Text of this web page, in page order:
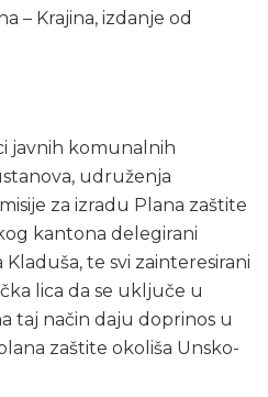
– Krajina, izdanje od
javnih komunalnih
udruženja
za izradu Plana zaštite
kantona delegirani
te svi zainteresirani
lica da se uključe u
taj način daju doprinos u
zaštite okoliša Unsko-